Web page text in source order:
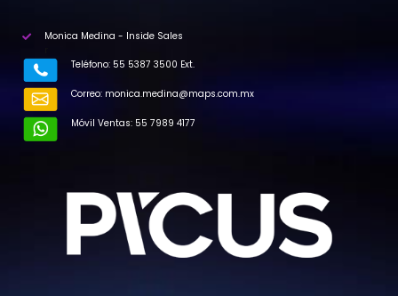
Monica Medina - Inside Sales
Teléfono: 55 5387 3500 Ext.
Correo: monica.medina@maps.com.mx
Móvil Ventas: 55 7989 4177